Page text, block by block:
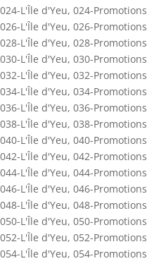
024-L'Île d'Yeu, 024-Promotions
026-L'Île d'Yeu, 026-Promotions
028-L'Île d'Yeu, 028-Promotions
030-L'Île d'Yeu, 030-Promotions
032-L'Île d'Yeu, 032-Promotions
034-L'Île d'Yeu, 034-Promotions
036-L'Île d'Yeu, 036-Promotions
038-L'Île d'Yeu, 038-Promotions
040-L'Île d'Yeu, 040-Promotions
042-L'Île d'Yeu, 042-Promotions
044-L'Île d'Yeu, 044-Promotions
046-L'Île d'Yeu, 046-Promotions
048-L'Île d'Yeu, 048-Promotions
050-L'Île d'Yeu, 050-Promotions
052-L'Île d'Yeu, 052-Promotions
054-L'Île d'Yeu, 054-Promotions